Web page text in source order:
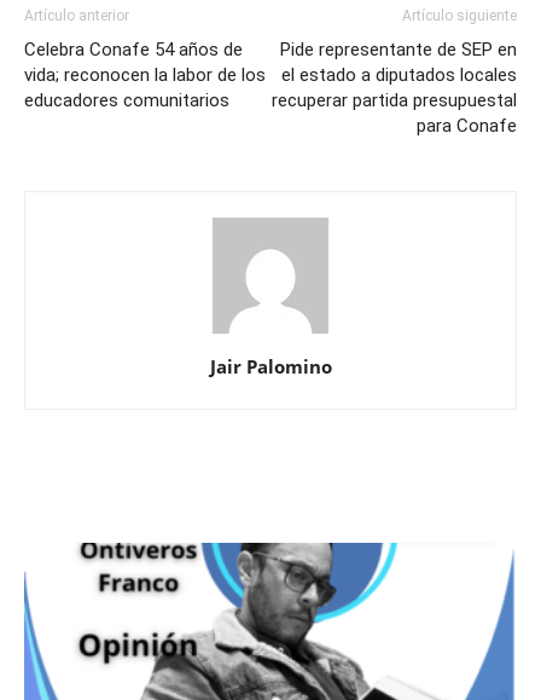
Artículo anterior
Celebra Conafe 54 años de
vida; reconocen la labor de los
educadores comunitarios
Artículo siguiente
Pide representante de SEP en
el estado a diputados locales
recuperar partida presupuestal
para Conafe
Jair Palomino